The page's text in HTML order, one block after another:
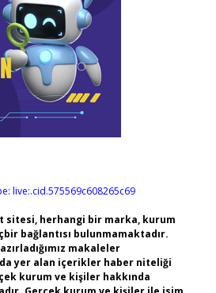
live:.cid.575569c608265c69
sitesi, herhangi bir marka, kurum
bağlantısı bulunmamaktadır.
makaleler
yer alan içerikler haber niteliği
kurum ve kişiler hakkında